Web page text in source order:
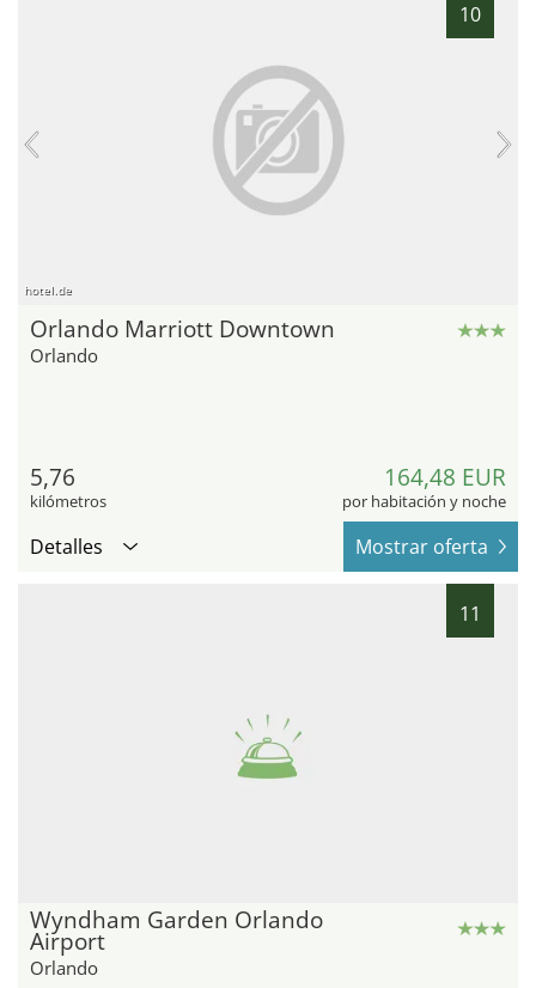
10
hotel.de
Orlando Marriott Downtown
Orlando
5,76
kilómetros
164,48 EUR
por habitación y noche
Detalles Mostrar oferta
11
Wyndham Garden Orlando
Airport
Orlando